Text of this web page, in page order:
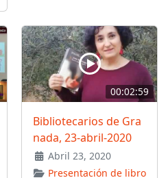
00:02:59
Bibliotecarios de Gra
nada, 23-abril-2020
Abril 23, 2020
Presentación de libro